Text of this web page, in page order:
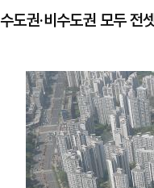
수도권·비수도권 모두 전